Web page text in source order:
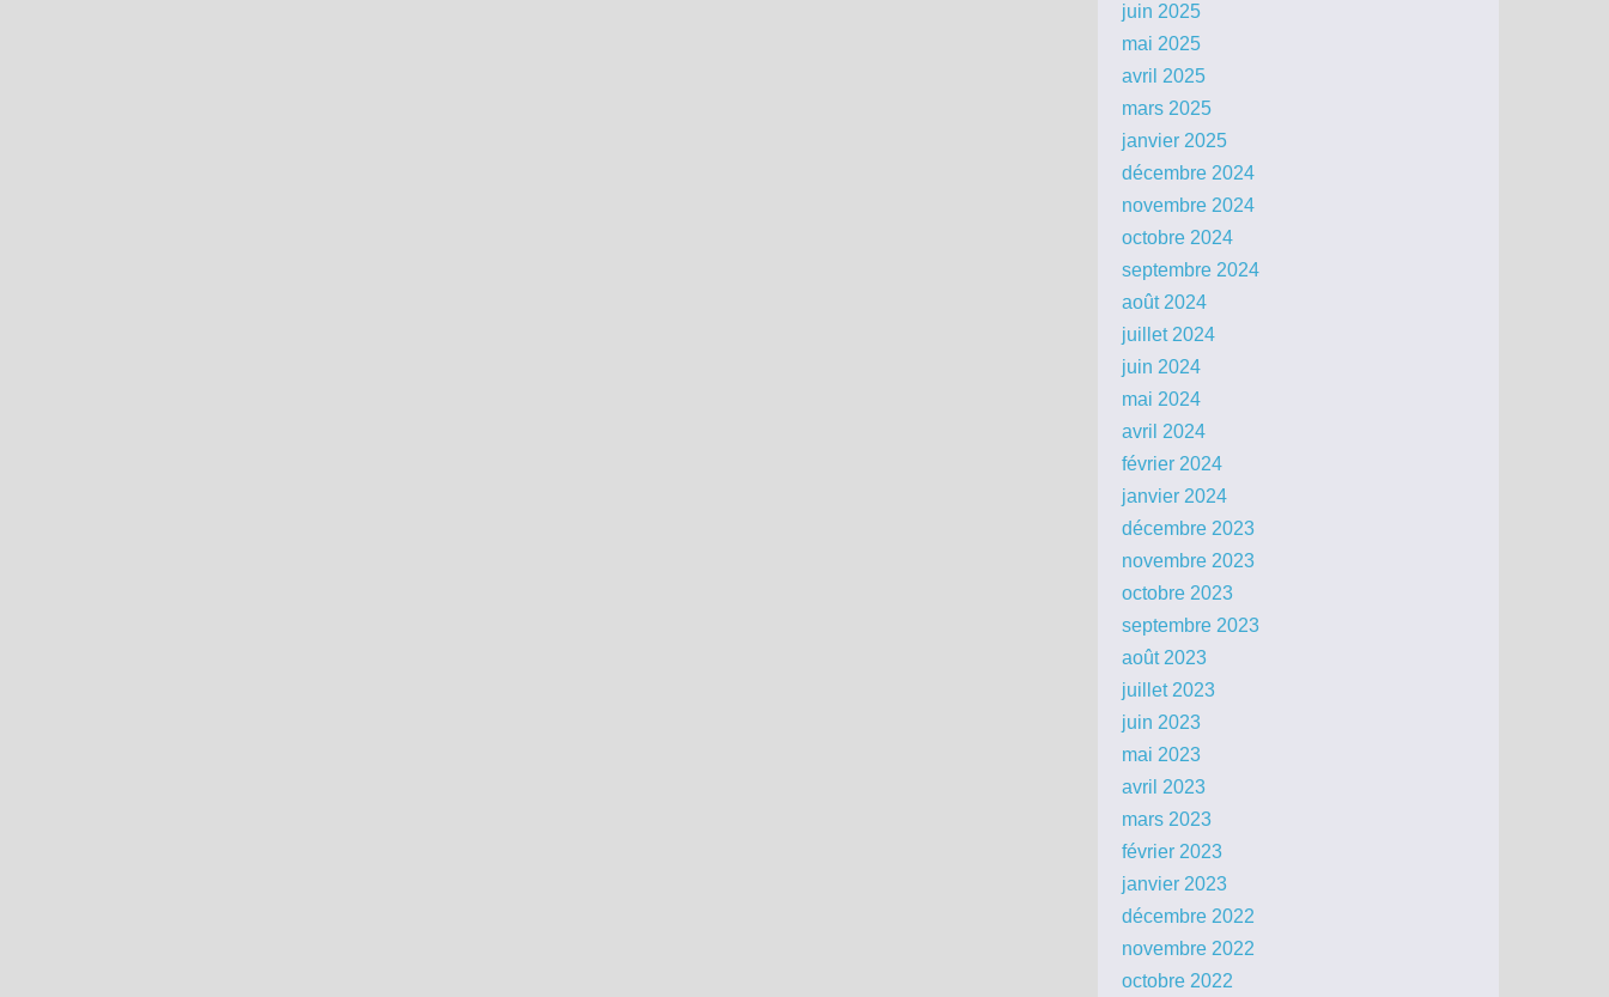
juin 2025
mai 2025
avril 2025
mars 2025
janvier 2025
décembre 2024
novembre 2024
octobre 2024
septembre 2024
août 2024
juillet 2024
juin 2024
mai 2024
avril 2024
février 2024
janvier 2024
décembre 2023
novembre 2023
octobre 2023
septembre 2023
août 2023
juillet 2023
juin 2023
mai 2023
avril 2023
mars 2023
février 2023
janvier 2023
décembre 2022
novembre 2022
octobre 2022